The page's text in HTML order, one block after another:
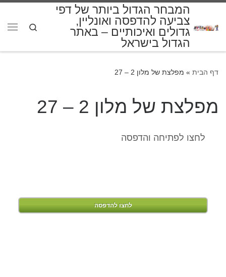
המבחר הגדול ביותר של דפי
צביעה להדפסה ואונליין,
גדולים ואיכותיים – באתר
הגדול בישראל
Search
דף הבית » מפלצת של מלון 2 – 27
מפלצת של מלון 2 – 27
לחצו לפתיחה והדפסה
לחצו להדפסה